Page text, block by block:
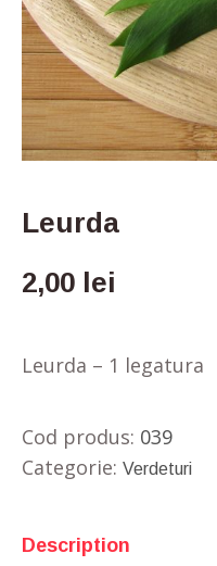
Leurda
2,00 lei
Leurda – 1 legatura
Cod produs: 039
Categorie: Verdeturi
Description